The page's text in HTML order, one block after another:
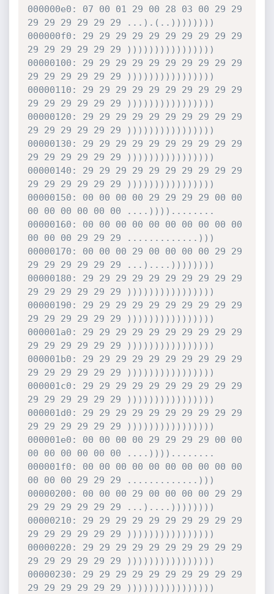
000000e0: 07 00 01 29 00 28 03 00 29 29
29 29 29 29 29 29 ...).(..))))))))
000000f0: 29 29 29 29 29 29 29 29 29 29
29 29 29 29 29 29 ))))))))))))))))
00000100: 29 29 29 29 29 29 29 29 29 29
29 29 29 29 29 29 ))))))))))))))))
00000110: 29 29 29 29 29 29 29 29 29 29
29 29 29 29 29 29 ))))))))))))))))
00000120: 29 29 29 29 29 29 29 29 29 29
29 29 29 29 29 29 ))))))))))))))))
00000130: 29 29 29 29 29 29 29 29 29 29
29 29 29 29 29 29 ))))))))))))))))
00000140: 29 29 29 29 29 29 29 29 29 29
29 29 29 29 29 29 ))))))))))))))))
00000150: 00 00 00 00 29 29 29 29 00 00
00 00 00 00 00 00 ....))))........
00000160: 00 00 00 00 00 00 00 00 00 00
00 00 00 29 29 29 .............)))
00000170: 00 00 00 29 00 00 00 00 29 29
29 29 29 29 29 29 ...)....))))))))
00000180: 29 29 29 29 29 29 29 29 29 29
29 29 29 29 29 29 ))))))))))))))))
00000190: 29 29 29 29 29 29 29 29 29 29
29 29 29 29 29 29 ))))))))))))))))
000001a0: 29 29 29 29 29 29 29 29 29 29
29 29 29 29 29 29 ))))))))))))))))
000001b0: 29 29 29 29 29 29 29 29 29 29
29 29 29 29 29 29 ))))))))))))))))
000001c0: 29 29 29 29 29 29 29 29 29 29
29 29 29 29 29 29 ))))))))))))))))
000001d0: 29 29 29 29 29 29 29 29 29 29
29 29 29 29 29 29 ))))))))))))))))
000001e0: 00 00 00 00 29 29 29 29 00 00
00 00 00 00 00 00 ....))))........
000001f0: 00 00 00 00 00 00 00 00 00 00
00 00 00 29 29 29 .............)))
00000200: 00 00 00 29 00 00 00 00 29 29
29 29 29 29 29 29 ...)....))))))))
00000210: 29 29 29 29 29 29 29 29 29 29
29 29 29 29 29 29 ))))))))))))))))
00000220: 29 29 29 29 29 29 29 29 29 29
29 29 29 29 29 29 ))))))))))))))))
00000230: 29 29 29 29 29 29 29 29 29 29
29 29 29 29 29 29 ))))))))))))))))